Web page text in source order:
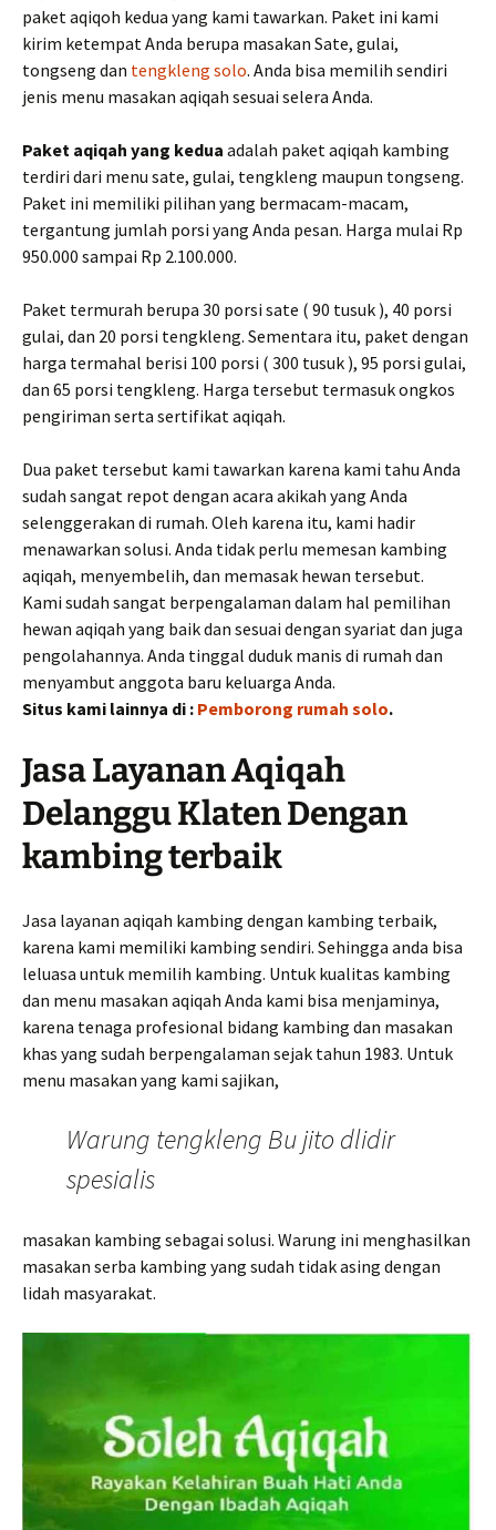
paket aqiqoh kedua yang kami tawarkan. Paket ini kami
kirim ketempat Anda berupa masakan Sate, gulai,
tongseng dan tengkleng solo. Anda bisa memilih sendiri
jenis menu masakan aqiqah sesuai selera Anda.
Paket aqiqah yang kedua adalah paket aqiqah kambing
terdiri dari menu sate, gulai, tengkleng maupun tongseng.
Paket ini memiliki pilihan yang bermacam-macam,
tergantung jumlah porsi yang Anda pesan. Harga mulai Rp
950.000 sampai Rp 2.100.000.
Paket termurah berupa 30 porsi sate ( 90 tusuk ), 40 porsi
gulai, dan 20 porsi tengkleng. Sementara itu, paket dengan
harga termahal berisi 100 porsi ( 300 tusuk ), 95 porsi gulai,
dan 65 porsi tengkleng. Harga tersebut termasuk ongkos
pengiriman serta sertifikat aqiqah.
Dua paket tersebut kami tawarkan karena kami tahu Anda
sudah sangat repot dengan acara akikah yang Anda
selenggerakan di rumah. Oleh karena itu, kami hadir
menawarkan solusi. Anda tidak perlu memesan kambing
aqiqah, menyembelih, dan memasak hewan tersebut.
Kami sudah sangat berpengalaman dalam hal pemilihan
hewan aqiqah yang baik dan sesuai dengan syariat dan juga
pengolahannya. Anda tinggal duduk manis di rumah dan
menyambut anggota baru keluarga Anda.
Situs kami lainnya di : Pemborong rumah solo.
Jasa Layanan Aqiqah
Delanggu Klaten Dengan
kambing terbaik
Jasa layanan aqiqah kambing dengan kambing terbaik,
karena kami memiliki kambing sendiri. Sehingga anda bisa
leluasa untuk memilih kambing. Untuk kualitas kambing
dan menu masakan aqiqah Anda kami bisa menjaminya,
karena tenaga profesional bidang kambing dan masakan
khas yang sudah berpengalaman sejak tahun 1983. Untuk
menu masakan yang kami sajikan,
Warung tengkleng Bu jito dlidir
spesialis
masakan kambing sebagai solusi. Warung ini menghasilkan
masakan serba kambing yang sudah tidak asing dengan
lidah masyarakat.